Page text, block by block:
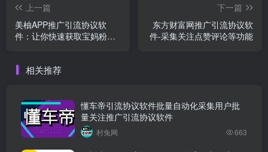
上一篇
美柚APP推广引流协议软
件：让你快速获取宝妈粉的
下一篇
东方财富网推广引流协议软
件-采集关注点赞评论等功能
相关推荐
懂车帝引流协议软件批量自动化采集用户批
量关注推广引流协议软件
村兔网 663